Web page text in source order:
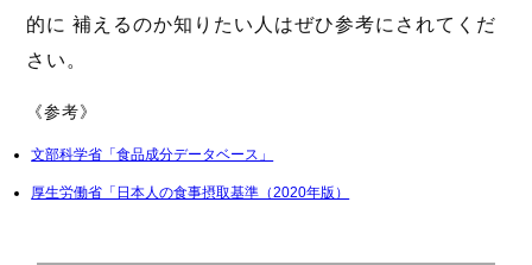
的に 補えるのか知りたい人はぜひ参考にされてくだ
さい。
《参考》
文部科学省「食品成分データベース」
厚生労働省「日本人の食事摂取基準（2020年版）